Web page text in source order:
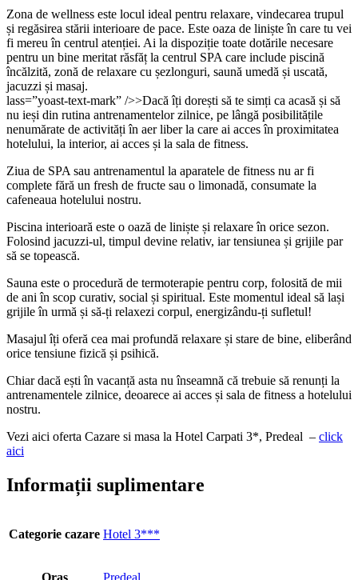
Zona de wellness este locul ideal pentru relaxare, vindecarea trupul
și regăsirea stării interioare de pace. Este oaza de liniște în care tu vei
fi mereu în centrul atenției. Ai la dispoziție toate dotările necesare
pentru un bine meritat răsfăț la centrul SPA care include piscină
încălzită, zonă de relaxare cu șezlonguri, saună umedă și uscată,
jacuzzi și masaj.
lass=”yoast-text-mark” />>Dacă îți dorești să te simți ca acasă și să
nu ieși din rutina antrenamentelor zilnice, pe lângă posibilitățile
nenumărate de activități în aer liber la care ai acces în proximitatea
hotelului, la interior, ai acces și la sala de fitness.
Ziua de SPA sau antrenamentul la aparatele de fitness nu ar fi
complete fără un fresh de fructe sau o limonadă, consumate la
cafeneaua hotelului nostru.
Piscina interioară este o oază de liniște și relaxare în orice sezon.
Folosind jacuzzi-ul, timpul devine relativ, iar tensiunea și grijile par
să se topească.
Sauna este o procedură de termoterapie pentru corp, folosită de mii
de ani în scop curativ, social și spiritual. Este momentul ideal să lași
grijile în urmă și să-ți relaxezi corpul, energizându-ți sufletul!
Masajul îți oferă cea mai profundă relaxare și stare de bine, eliberând
orice tensiune fizică și psihică.
Chiar dacă ești în vacanță asta nu înseamnă că trebuie să renunți la
antrenamentele zilnice, deoarece ai acces și sala de fitness a hotelului
nostru.
Vezi aici oferta Cazare si masa la Hotel Carpati 3*, Predeal – click
aici
Informații suplimentare
Categorie cazare Hotel 3***